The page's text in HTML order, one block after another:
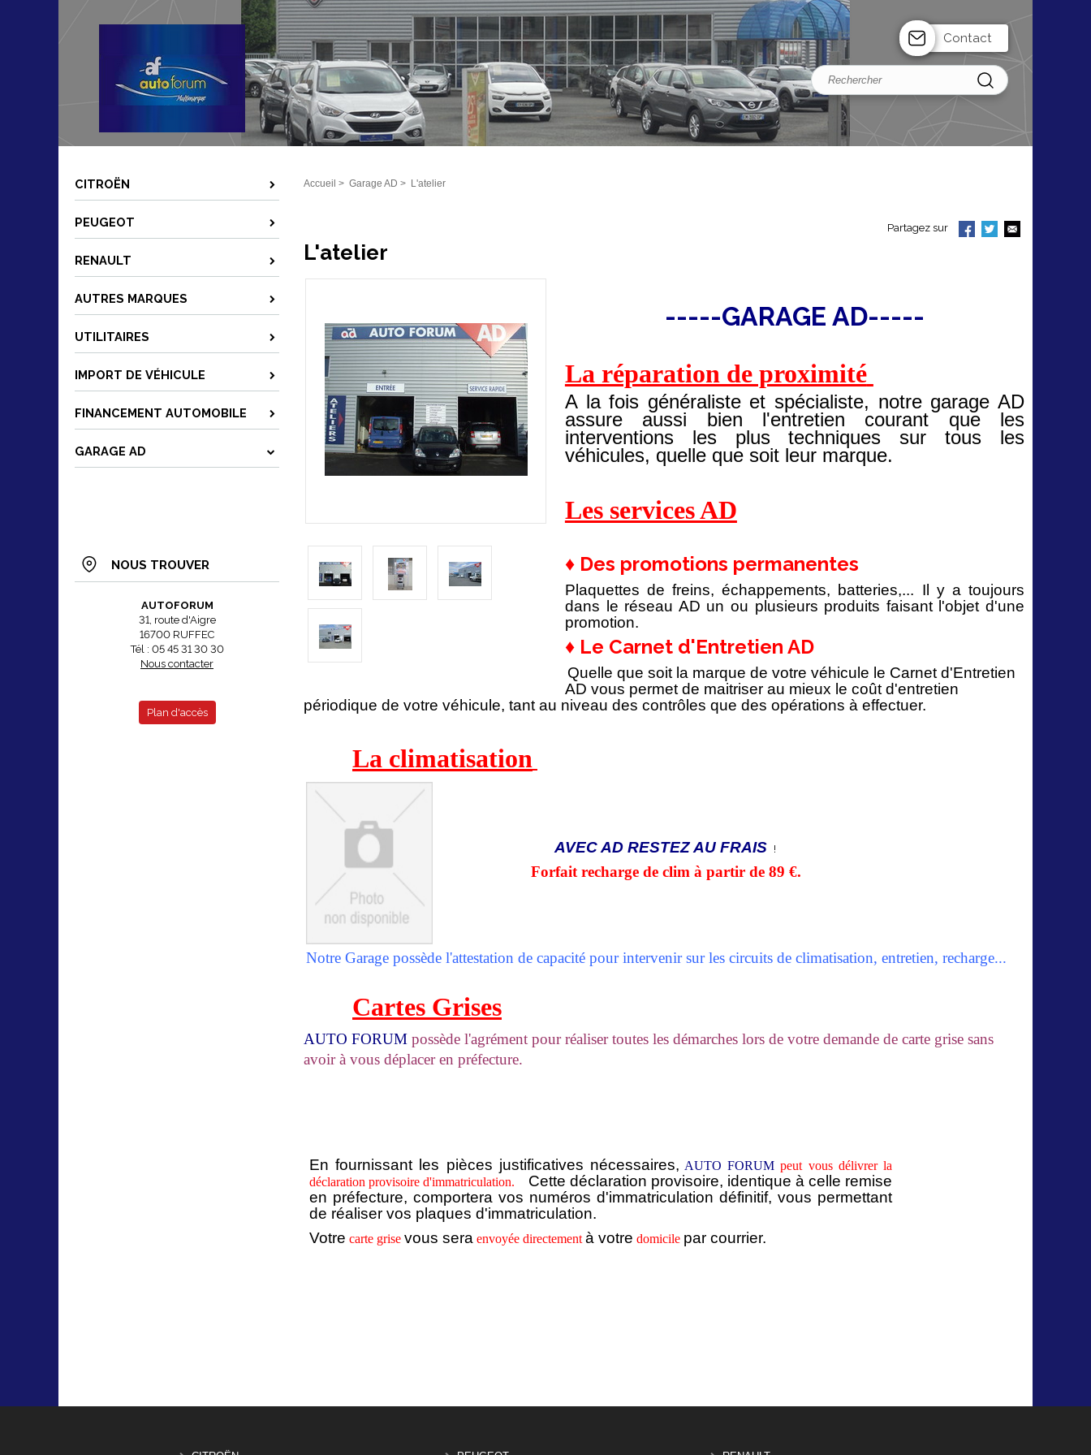
Contact
CITROËN
PEUGEOT
RENAULT
AUTRES MARQUES
UTILITAIRES
IMPORT DE VÉHICULE
FINANCEMENT AUTOMOBILE
GARAGE AD
NOUS TROUVER
AUTOFORUM
31, route d'Aigre
16700 RUFFEC
Tél : 05 45 31 30 30
Nous contacter
Plan d'accès
Accueil > Garage AD > L'atelier
Partagez sur
L'atelier
-----GARAGE AD-----
La réparation de proximité
A la fois généraliste et spécialiste, notre garage AD
assure aussi bien l'entretien courant que les
interventions les plus techniques sur tous les
véhicules, quelle que soit leur marque.
Les services AD
♦ Des promotions permanentes
Plaquettes de freins, échappements, batteries,... Il y a toujours
dans le réseau AD un ou plusieurs produits faisant l'objet d'une
promotion.
♦ Le Carnet d'Entretien AD
Quelle que soit la marque de votre véhicule le Carnet d'Entretien
AD vous permet de maitriser au mieux le coût d'entretien
périodique de votre véhicule, tant au niveau des contrôles que des opérations à effectuer.
La climatisation
AVEC AD RESTEZ AU FRAIS !
Forfait recharge de clim à partir de 89 €.
Notre Garage possède l'attestation de capacité pour intervenir sur les circuits de climatisation, entretien, recharge...
Cartes Grises
AUTO FORUM possède l'agrément pour réaliser toutes les démarches lors de votre demande de carte grise sans
avoir à vous déplacer en préfecture.
En fournissant les pièces justificatives nécessaires, AUTO FORUM peut vous délivrer la
déclaration provisoire d'immatriculation.
Cette déclaration provisoire, identique à celle remise
en préfecture, comportera vos numéros d'immatriculation définitif, vous permettant
de réaliser vos plaques d'immatriculation.
Votre carte grise vous sera envoyée directement à votre domicile par courrier.